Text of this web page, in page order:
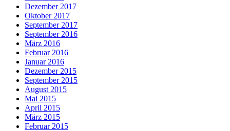
Dezember 2017
Oktober 2017
September 2017
September 2016
März 2016
Februar 2016
Januar 2016
Dezember 2015
September 2015
August 2015
Mai 2015
April 2015
März 2015
Februar 2015